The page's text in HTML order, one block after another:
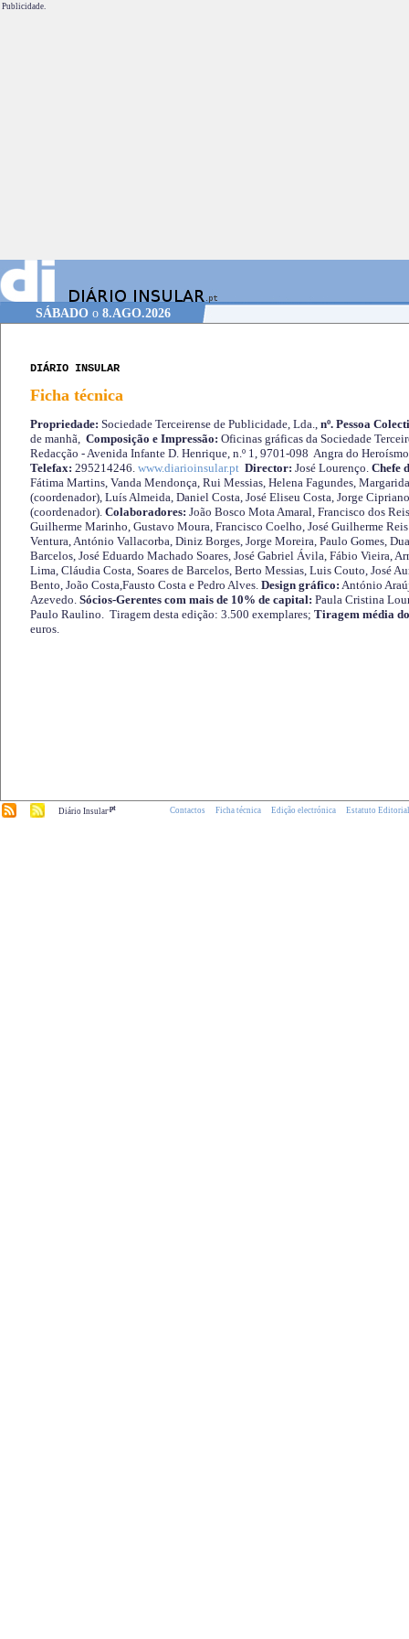
Publicidade.
SÁBADOo 8.AGO.2026
DIÁRIO INSULAR
Ficha técnica
Propriedade: Sociedade Terceirense de Publicidade, Lda., nº. Pessoa
de manhã, Composição e Impressão: Oficinas gráficas da Sociedade
Redacção - Avenida Infante D. Henrique, n.º 1, 9701-098 Angra do
Telefax: 295214246. www.diarioinsular.pt Director: José Lourenço. Chefe
Fátima Martins, Vanda Mendonça, Rui Messias, Helena Fagundes,
(coordenador), Luís Almeida, Daniel Costa, José Eliseu Costa, Jorge
(coordenador). Colaboradores: João Bosco Mota Amaral, Francisco dos
Guilherme Marinho, Gustavo Moura, Francisco Coelho, José Guilherme
Ventura, António Vallacorba, Diniz Borges, Jorge Moreira, Paulo Gomes,
Barcelos, José Eduardo Machado Soares, José Gabriel Ávila, Fábio Vieira,
Lima, Cláudia Costa, Soares de Barcelos, Berto Messias, Luis Couto, José
Bento, João Costa,Fausto Costa e Pedro Alves. Design gráfico: António
Azevedo. Sócios-Gerentes com mais de 10% de capital: Paula Cristina
Paulo Raulino. Tiragem desta edição: 3.500 exemplares; Tiragem média
euros.
Diário Insular.pt Contactos Ficha técnica Edição electrónica Estatuto Editorial